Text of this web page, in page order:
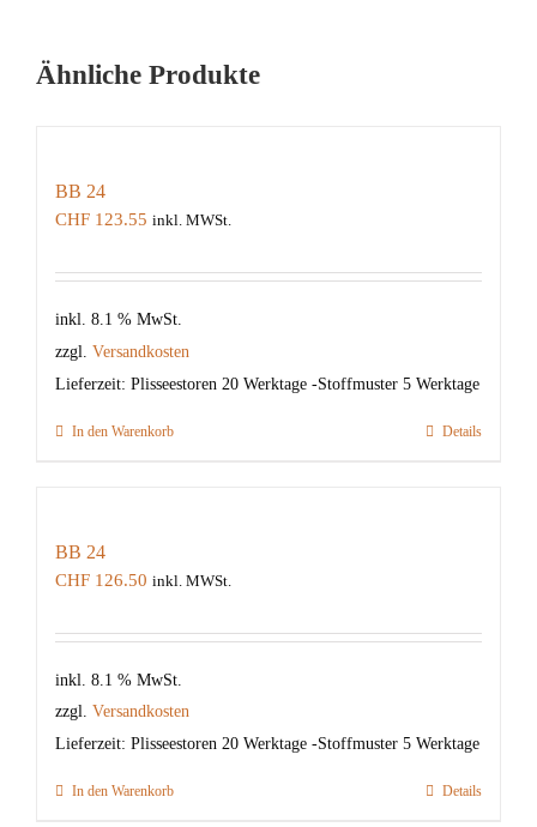
Ähnliche Produkte
BB 24
CHF 123.55 inkl. MWSt.
inkl. 8.1 % MwSt.
zzgl. Versandkosten
Lieferzeit: Plisseestoren 20 Werktage -Stoffmuster 5 Werktage
In den Warenkorb Details
BB 24
CHF 126.50 inkl. MWSt.
inkl. 8.1 % MwSt.
zzgl. Versandkosten
Lieferzeit: Plisseestoren 20 Werktage -Stoffmuster 5 Werktage
In den Warenkorb Details